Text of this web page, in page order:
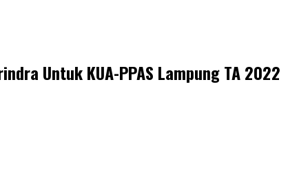
Untuk KUA-PPAS Lampung TA 2022